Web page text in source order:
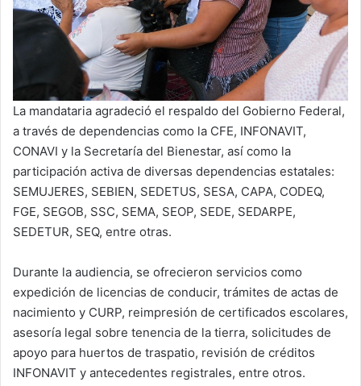
La mandataria agradeció el respaldo del Gobierno Federal,
a través de dependencias como la CFE, INFONAVIT,
CONAVI y la Secretaría del Bienestar, así como la
participación activa de diversas dependencias estatales:
SEMUJERES, SEBIEN, SEDETUS, SESA, CAPA, CODEQ,
FGE, SEGOB, SSC, SEMA, SEOP, SEDE, SEDARPE,
SEDETUR, SEQ, entre otras.
Durante la audiencia, se ofrecieron servicios como
expedición de licencias de conducir, trámites de actas de
nacimiento y CURP, reimpresión de certificados escolares,
asesoría legal sobre tenencia de la tierra, solicitudes de
apoyo para huertos de traspatio, revisión de créditos
INFONAVIT y antecedentes registrales, entre otros.